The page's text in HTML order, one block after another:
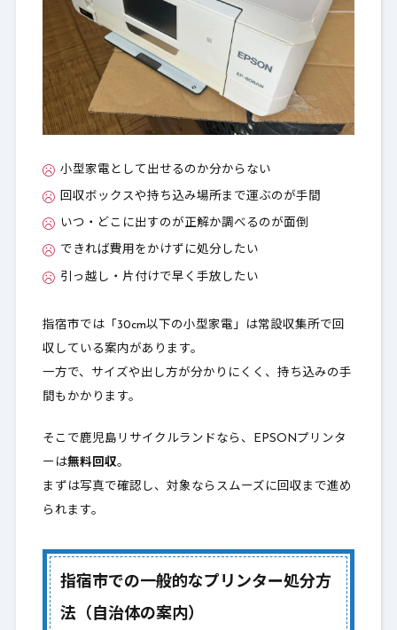
3-3.
理由3：処分の手間が減る（調べる・運ぶを省
ける）
4.
なぜEPSONプリンターを無料回収できる
の？（貿易ルートだけで濃い版）
4-1.無料回収の対象を「EPSON製・単機能」に絞
る理由
対象かどうかは写真で即判定できます
申し込み方法と回収の流れ（ルート回収／
6.
よくある質問（FAQ）
指宿市でEPSONプリンターの処分にお困り
なら鹿児島リサイクルランドへ。
小型家電として出せるのか分からない
回収ボックスや持ち込み場所まで運ぶのが手間
いつ・どこに出すのが正解か調べるのが面倒
できれば費用をかけずに処分したい
引っ越し・片付けで早く手放したい
指宿市では「30cm以下の小型家電」は常設収集所で回
収している案内があります。
一方で、サイズや出し方が分かりにくく、持ち込みの手
間もかかります。
そこで鹿児島リサイクルランドなら、EPSONプリンタ
ーは無料回収。
まずは写真で確認し、対象ならスムーズに回収まで進め
られます。
指宿市での一般的なプリンター処分方
法（自治体の案内）